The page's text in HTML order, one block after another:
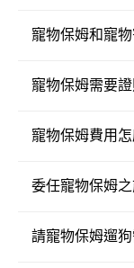
寵物保姆和寵
寵物保姆需要證
寵物保姆費用怎
委任寵物保姆
請寵物保姆遛